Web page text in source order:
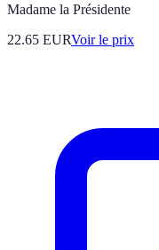
Madame la Présidente
22.65 EURVoir le prix